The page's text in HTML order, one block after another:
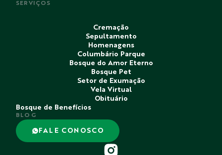
SERVIÇOS
Cremação
Sepultamento
Homenagens
Columbário Parque
Bosque do Amor Eterno
Bosque Pet
Setor de Exumação
Vela Virtual
Obituário
Bosque de Benefícios
BLOG
FALE CONOSCO